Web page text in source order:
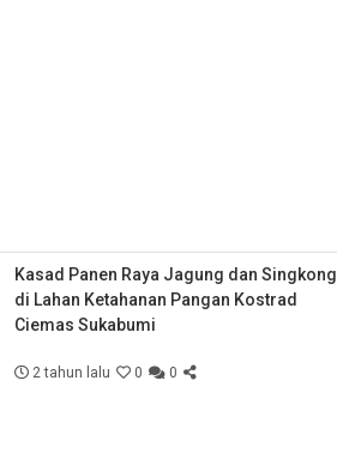
Kasad Panen Raya Jagung dan Singkong
di Lahan Ketahanan Pangan Kostrad
Ciemas Sukabumi
2 tahun lalu 0 0